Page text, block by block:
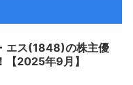
エス(1848)の株主優
【2025年9月】